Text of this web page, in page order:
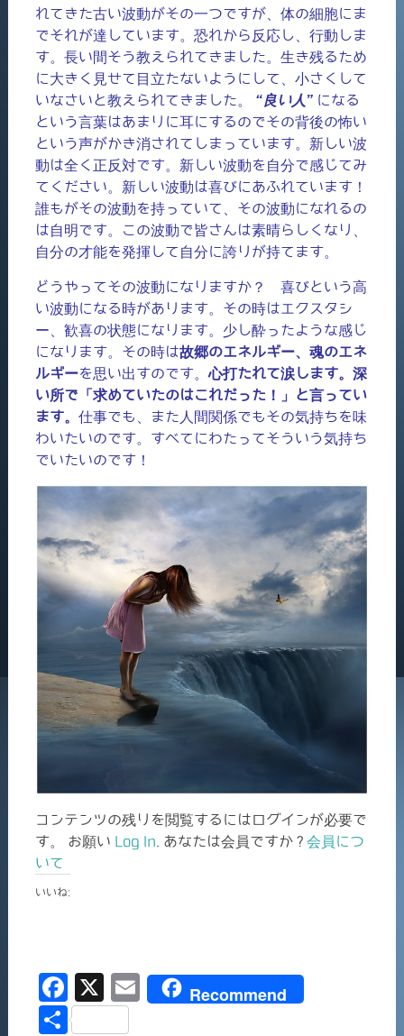
れてきた古い波動がその一つですが、体の細胞にま
でそれが達しています。恐れから反応し、行動しま
す。長い間そう教えられてきました。生き残るため
に大きく見せて目立たないようにして、小さくして
いなさいと教えられてきました。 “良い人” になる
という言葉はあまりに耳にするのでその背後の怖い
という声がかき消されてしまっています。新しい波
動は全く正反対です。新しい波動を自分で感じてみ
てください。新しい波動は喜びにあふれています！
誰もがその波動を持っていて、その波動になれるの
は自明です。この波動で皆さんは素晴らしくなり、
自分の才能を発揮して自分に誇りが持てます。
どうやってその波動になりますか？ 喜びという高
い波動になる時があります。その時はエクスタシ
ー、歓喜の状態になります。少し酔ったような感じ
になります。その時は故郷のエネルギー、魂のエネ
ルギーを思い出すのです。心打たれて涙します。深
い所で「求めていたのはこれだった！」と言ってい
ます。 仕事でも、また人間関係でもその気持ちを味
わいたいのです。すべてにわたってそういう気持ち
でいたいのです！
コンテンツの残りを閲覧するにはログインが必要で
す。 お願い Log In . あなたは会員ですか ? 会員につ
いて
いいね:
F
a
X
E
Recommend
共